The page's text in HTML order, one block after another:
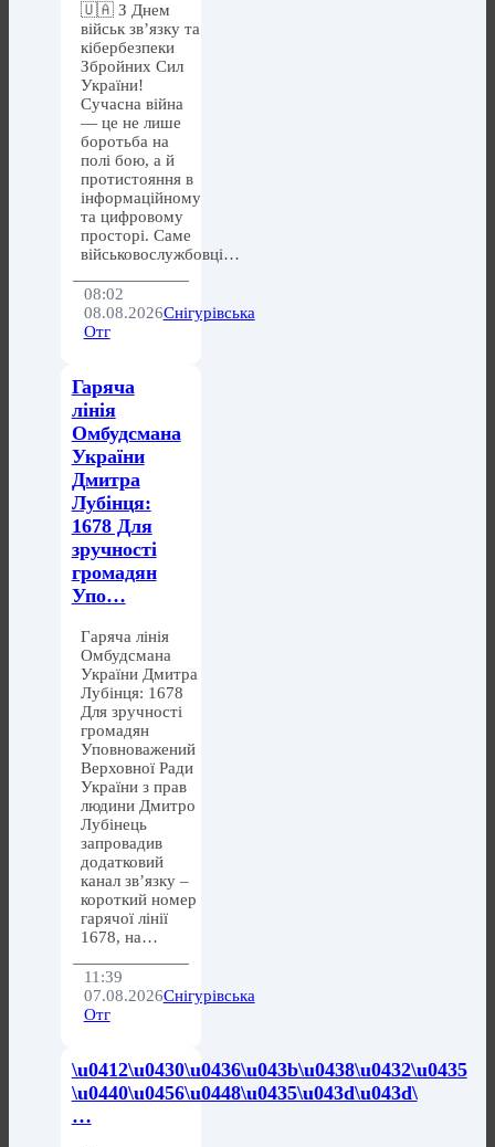
🇺🇦 З Днем
військ зв’язку та
кібербезпеки
Збройних Сил
України!
Сучасна війна
— це не лише
боротьба на
полі бою, а й
протистояння в
інформаційному
та цифровому
просторі. Саме
військовослужбовці…
08:02
08.08.2026Снігурівська
Отг
Гаряча
лінія
Омбудсмана
України
Дмитра
Лубінця:
1678 Для
зручності
громадян
Упо…
Гаряча лінія
Омбудсмана
України Дмитра
Лубінця: 1678
Для зручності
громадян
Уповноважений
Верховної Ради
України з прав
людини Дмитро
Лубінець
запровадив
додатковий
канал зв’язку –
короткий номер
гарячої лінії
1678, на…
11:39
07.08.2026Снігурівська
Отг
\u0412\u0430\u0436\u043b\u0438\u0432\u0435
\u0440\u0456\u0448\u0435\u043d\u043d\
…